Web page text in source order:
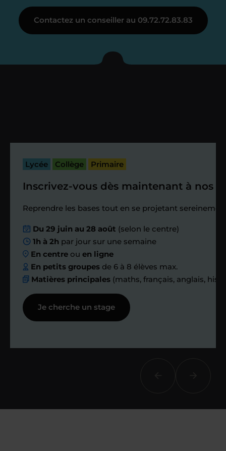
Je vous présente votre
enseignant sous 72
passé.
Étape 4
Nous planifions
ensemble des
échanges réguliers
Afin de suivre le travail et les progrès
réalisés, votre enseignant et moi-
même vous proposons des points et
Contactez un conseiller au 09.72.72.83.83
Lycée Collège Primaire
Inscrivez-vous dès maintenant à nos
Reprendre les bases tout en se projetant
Du 29 juin au 28 août (selon le centre)
1h à 2h par jour sur une semaine
En centre ouen ligne
En petits groupes de 6 à 8 élèves max.
Matières principales (maths, français, anglais,
Je cherche un stage